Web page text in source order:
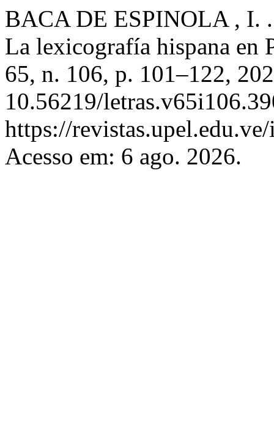
BACA DE ESPINOLA , I.
La lexicografía hispana en
65, n. 106, p. 101–122,
10.56219/
https://
Acesso em: 6 ago. 2026.